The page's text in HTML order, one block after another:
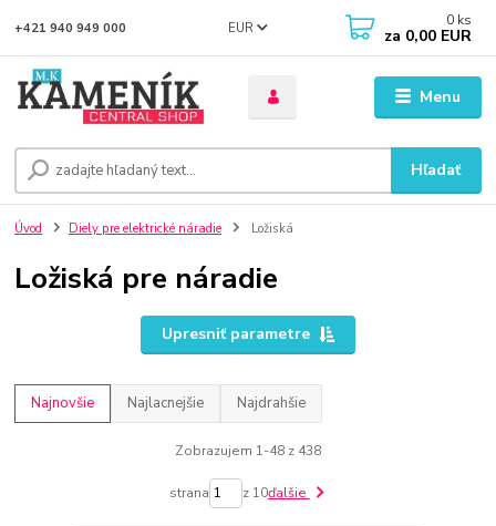
Menu
EUR
Hľadať
+421 940 949 000 0 ks
za 0,00 EUR
Úvod Diely pre elektrické náradie Ložiská
Ložiská pre náradie
Upresniť parametre
Najnovšie Najlacnejšie Najdrahšie
Zobrazujem 1-48 z 438
strana z 10ďalšie